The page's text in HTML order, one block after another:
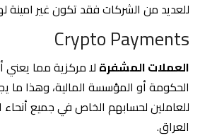
للعديد من الشركات فقد تكون غير امينة
Crypto Payments
العملات المشفرةلا مركزية مما يعني
الحكومة أو المؤسسة المالية، وهذا ما
للعاملين لحسابهم الخاص في جميع أنحاء
العراق.